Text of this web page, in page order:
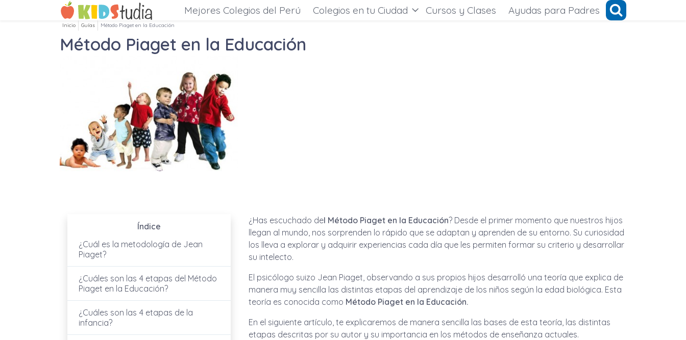
Mejores Colegios del Perú Colegios en tu Ciudad Cursos y Clases Ayudas para Padres
Inicio Guías Método Piaget en la Educación
Método Piaget en la Educación
Índice
¿Cuál es la metodología de Jean
Piaget?
¿Cuáles son las 4 etapas del Método
Piaget en la Educación?
¿Cuáles son las 4 etapas de la
infancia?
¿Has escuchado del Método Piaget en la Educación? Desde el primer momento que nuestros hijos
llegan al mundo, nos sorprenden lo rápido que se adaptan y aprenden de su entorno. Su curiosidad
los lleva a explorar y adquirir experiencias cada día que les permiten formar su criterio y desarrollar
su intelecto.
El psicólogo suizo Jean Piaget, observando a sus propios hijos desarrolló una teoría que explica de
manera muy sencilla las distintas etapas del aprendizaje de los niños según la edad biológica. Esta
teoría es conocida como Método Piaget en la Educación.
En el siguiente artículo, te explicaremos de manera sencilla las bases de esta teoría, las distintas
etapas descritas por su autor y su importancia en los métodos de enseñanza actuales.